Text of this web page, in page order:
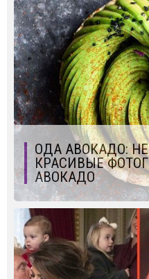
ОДА АВОКАДО:
КРАСИВЫЕ
АВОКАДО